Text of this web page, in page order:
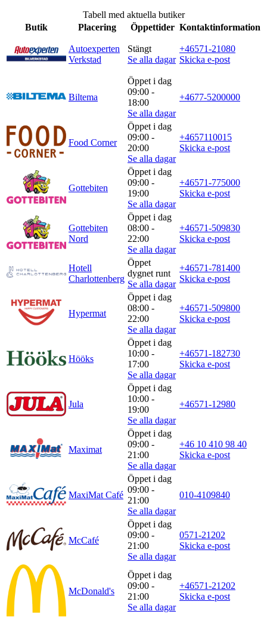
Tabell med aktuella butiker
Butik
Placering Öppettider Kontaktinformation
Autoexperten
Verkstad
Stängt
Se alla dagar
+46571-21080
Skicka e-post
Biltema
Öppet i dag
09:00 -
18:00
Se alla dagar
+4677-5200000
Food Corner
Öppet i dag
09:00 -
20:00
Se alla dagar
+4657110015
Skicka e-post
Gottebiten
Öppet i dag
09:00 -
19:00
Se alla dagar
+46571-775000
Skicka e-post
Gottebiten
Nord
Öppet i dag
08:00 -
22:00
Se alla dagar
+46571-509830
Skicka e-post
Hotell
Charlottenberg
Öppet
dygnet runt
Se alla dagar
+46571-781400
Skicka e-post
Hypermat
Öppet i dag
08:00 -
22:00
Se alla dagar
+46571-509800
Skicka e-post
Hööks
Öppet i dag
10:00 -
17:00
Se alla dagar
+46571-182730
Skicka e-post
Jula
Öppet i dag
10:00 -
19:00
Se alla dagar
+46571-12980
Maximat
Öppet i dag
09:00 -
21:00
Se alla dagar
+46 10 410 98 40
Skicka e-post
MaxiMat Café
Öppet i dag
09:00 -
21:00
Se alla dagar
010-4109840
McCafé
Öppet i dag
09:00 -
21:00
Se alla dagar
0571-21202
Skicka e-post
McDonald's
Öppet i dag
09:00 -
21:00
Se alla dagar
+46571-21202
Skicka e-post